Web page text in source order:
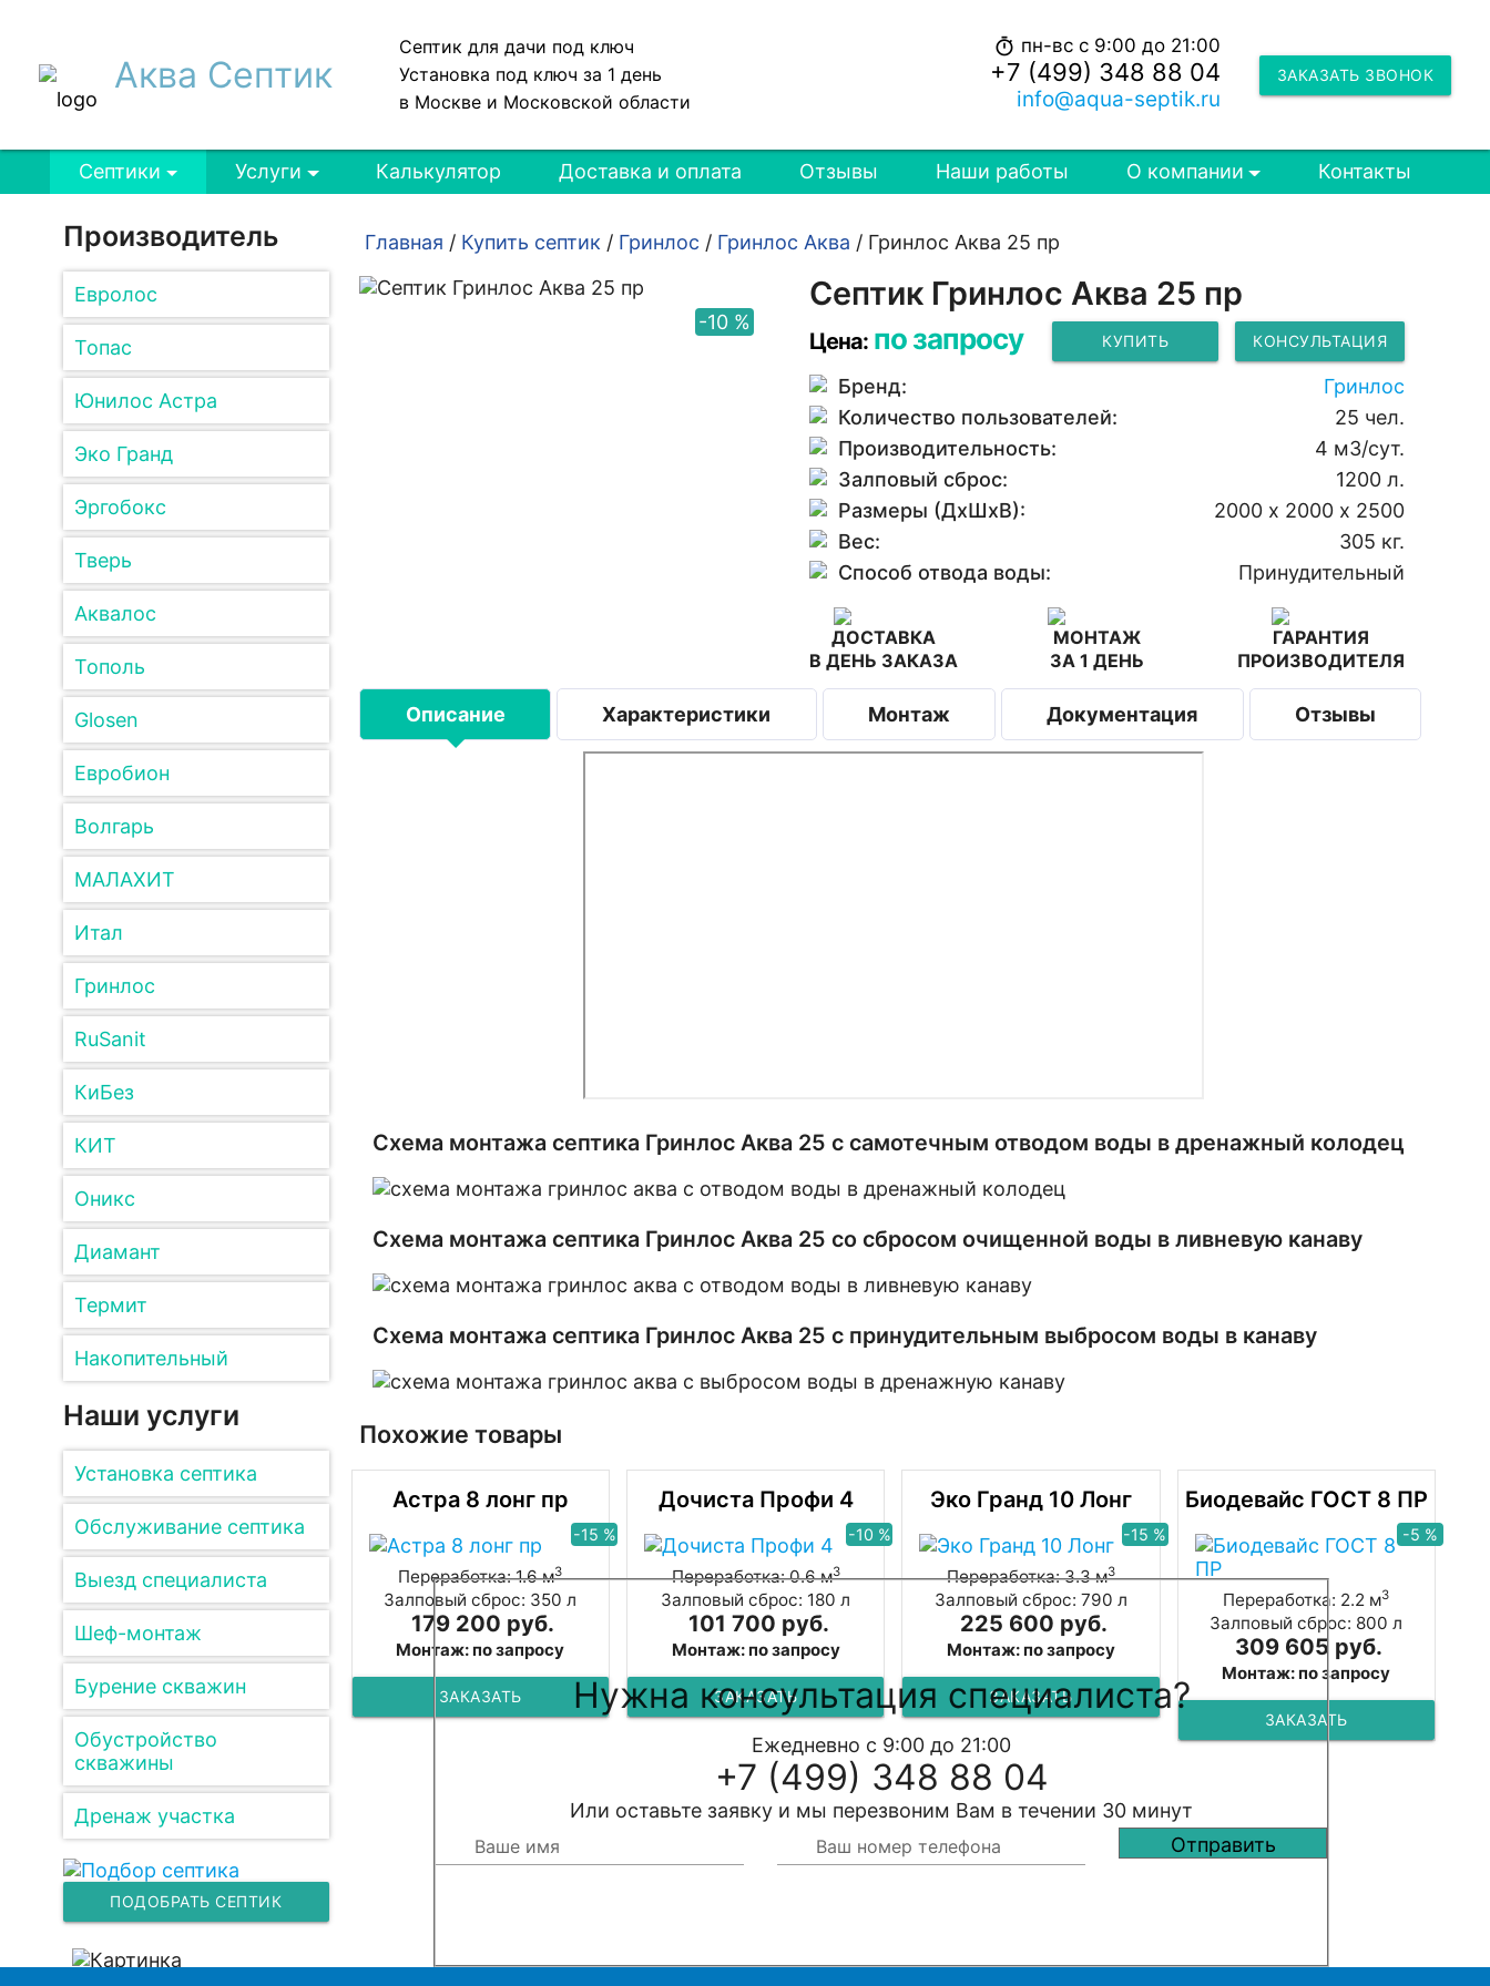
Аква Септик
Септик для дачи под ключ
Установка под ключ за 1 день
в Москве и Московской области
ЗАКАЗАТЬ ЗВОНОК
timer пн-вс с 9:00 до 21:00
+7 (499) 348 88 04
info@aqua-septik.ru
Септики Услуги Калькулятор Доставка и оплата Отзывы Наши работы О компании Контакты
Производитель
Евролос
Топас
Юнилос Астра
Эко Гранд
Эргобокс
Тверь
Аквалос
Тополь
Glosen
Евробион
Волгарь
МАЛАХИТ
Итал
Гринлос
RuSanit
КиБез
КИТ
Оникс
Диамант
Термит
Накопительный
Наши услуги
Установка септика
Обслуживание септика
Выезд специалиста
Шеф-монтаж
Бурение скважин
Обустройство
скважины
Дренаж участка
ПОДОБРАТЬ СЕПТИК
Главная / Купить септик / Гринлос / Гринлос Аква / Гринлос Аква 25 пр
-10 %
Септик Гринлос Аква 25 пр
Цена: по запросу КУПИТЬ КОНСУЛЬТАЦИЯ
Бренд:
Гринлос
Количество пользователей:
25 чел.
Производительность:
4 м3/сут.
Залповый сброс:
1200 л.
Размеры (ДхШхВ):
2000 х 2000 х 2500
Вес:
305 кг.
Способ отвода воды:
Принудительный
ДОСТАВКА
В ДЕНЬ ЗАКАЗА
МОНТАЖ
ЗА 1 ДЕНЬ
ГАРАНТИЯ
ПРОИЗВОДИТЕЛЯ
Описание Характеристики Монтаж Документация Отзывы
Схема монтажа септика Гринлос Аква 25 с самотечным отводом воды в дренажный колодец
Схема монтажа септика Гринлос Аква 25 со сбросом очищенной воды в ливневую канаву
Схема монтажа септика Гринлос Аква 25 с принудительным выбросом воды в канаву
Похожие товары
Астра 8 лонг пр
-15 %
Переработка: 1.6 м3
Залповый сброс: 350 л
179 200 руб.
Монтаж: по запросу
ЗАКАЗАТЬ
Дочиста Профи 4
-10 %
Переработка: 0.6 м3
Залповый сброс: 180 л
101 700 руб.
Монтаж: по запросу
ЗАКАЗАТЬ
Эко Гранд 10 Лонг
-15 %
Переработка: 3.3 м3
Залповый сброс: 790 л
225 600 руб.
Монтаж: по запросу
ЗАКАЗАТЬ
Биодевайс ГОСТ 8 ПР
-5 %
Переработка: 2.2 м3
Залповый сброс: 800 л
309 605 руб.
Монтаж: по запросу
ЗАКАЗАТЬ
Нужна консультация специалиста?
Ежедневно с 9:00 до 21:00
+7 (499) 348 88 04
Или оставьте заявку и мы перезвоним Вам в течении 30 минут